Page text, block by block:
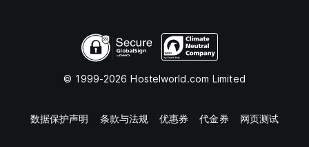
© 1999-2026 Hostelworld.com Limited
数据保护声明 条款与法规 优惠券 代金券 网页测试